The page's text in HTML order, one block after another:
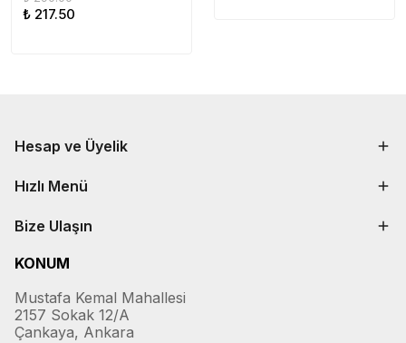
₺ 217.50
Hesap ve Üyelik
Hızlı Menü
Bize Ulaşın
KONUM
Mustafa Kemal Mahallesi
2157 Sokak 12/A
Çankaya, Ankara